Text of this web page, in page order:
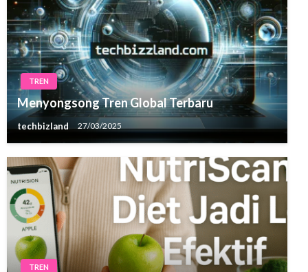
TREN
Menyongsong Tren Global Terbaru
techbizland 27/03/2025
TREN